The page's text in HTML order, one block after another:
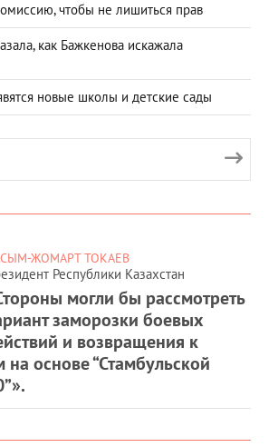
чтобы не лишиться прав
как Бажкенова искажала
новые школы и детские сады
ЖОМАРТ ТОКАЕВ
Республики Казахстан
могли бы рассмотреть
заморозки боевых
и возвращения к
на основе “Стамбульской